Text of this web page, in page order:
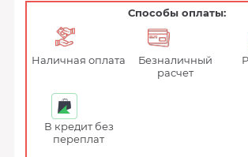
Способы оплаты:
Наличная оплата
Безналичный
расчет
В кредит без
переплат